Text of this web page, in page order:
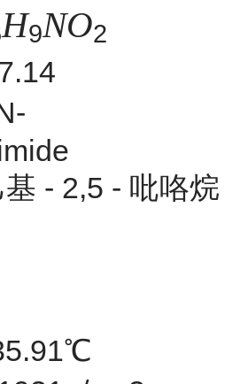
H9NO2
基 - 2,5 - 吡咯烷